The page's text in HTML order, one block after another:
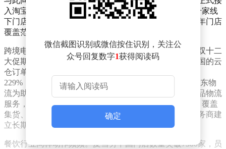
入淘宝闪购，覆盖上海、北京、广州等174个城市的超千家线
下门店，消费者下单后运动装备可快速送达，预计2026年门店
覆盖范围将扩大至4000家以上。
跨境电商物流方面，极兔云仓在东南亚市场表现亮眼。双十二
大促期间，马来西亚、泰国、越南、新加坡、菲律宾等国的云
仓订单量大幅增长，多国单日环比增幅超100%，最高达
229%，显示出东南亚电商市场的强劲需求。另一边，京东物
流为助力海南自贸港发展，推出覆盖全场景的离岛免税品物流
服务，涵盖仓储、运输、配送等环节，已运营7大仓库，覆盖
集货、分拣、中转等核心环节，并与多家头部免税品服务商建
立长期合作，成为行业核心物流服务商。
餐饮行业同样动作频频。麦当劳中国门店数量突破7500家，员
微信截图识别或微信按住识别，关注公
众号回复数字1获得阅读码
确定